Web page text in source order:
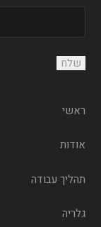
ראשי
אודות
תהליך עבודה
גלריה